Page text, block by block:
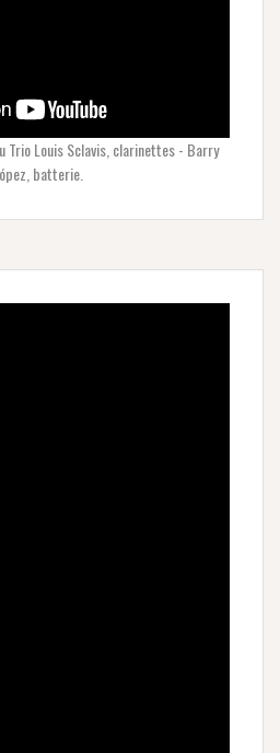
Trio Louis Sclavis, clarinettes - Barry
batterie.